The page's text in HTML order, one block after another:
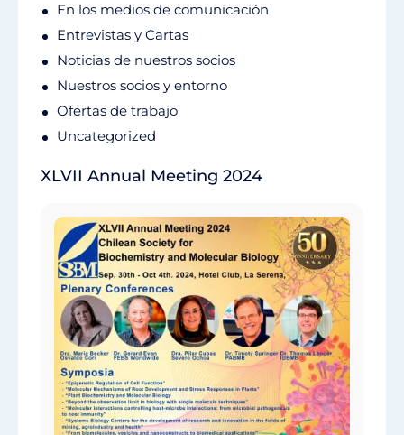
En los medios de comunicación
Entrevistas y Cartas
Noticias de nuestros socios
Nuestros socios y entorno
Ofertas de trabajo
Uncategorized
XLVII Annual Meeting 2024